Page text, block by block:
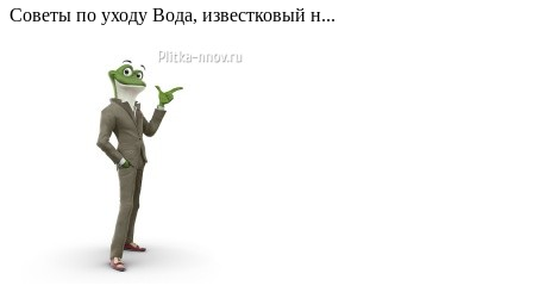
Советы по уходу Вода, известковый н...